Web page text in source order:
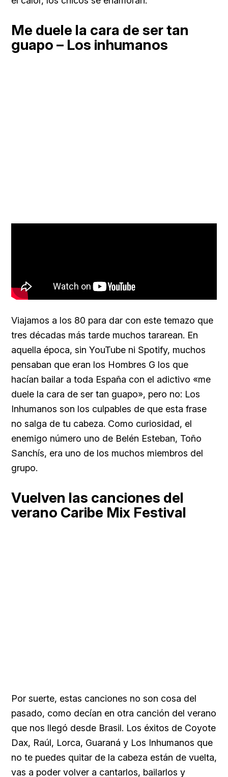
Me duele la cara de ser tan
guapo – Los inhumanos
Viajamos a los 80 para dar con este temazo que
tres décadas más tarde muchos tararean. En
aquella época, sin YouTube ni Spotify, muchos
pensaban que eran los Hombres G los que
hacían bailar a toda España con el adictivo «me
duele la cara de ser tan guapo», pero no: Los
Inhumanos son los culpables de que esta frase
no salga de tu cabeza. Como curiosidad, el
enemigo número uno de Belén Esteban, Toño
Sanchís, era uno de los muchos miembros del
grupo.
Vuelven las canciones del
verano Caribe Mix Festival
Por suerte, estas canciones no son cosa del
pasado, como decían en otra canción del verano
que nos llegó desde Brasil. Los éxitos de Coyote
Dax, Raúl, Lorca, Guaraná y Los Inhumanos que
no te puedes quitar de la cabeza están de vuelta,
vas a poder volver a cantarlos, bailarlos y